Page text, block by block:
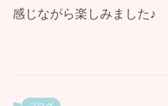
感じながら楽しみました♪